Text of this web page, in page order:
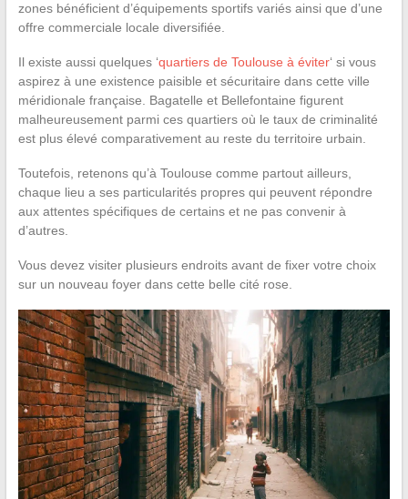
zones bénéficient d’équipements sportifs variés ainsi que d’une
offre commerciale locale diversifiée.
Il existe aussi quelques ‘quartiers de Toulouse à éviter‘ si vous
aspirez à une existence paisible et sécuritaire dans cette ville
méridionale française. Bagatelle et Bellefontaine figurent
malheureusement parmi ces quartiers où le taux de criminalité
est plus élevé comparativement au reste du territoire urbain.
Toutefois, retenons qu’à Toulouse comme partout ailleurs,
chaque lieu a ses particularités propres qui peuvent répondre
aux attentes spécifiques de certains et ne pas convenir à
d’autres.
Vous devez visiter plusieurs endroits avant de fixer votre choix
sur un nouveau foyer dans cette belle cité rose.